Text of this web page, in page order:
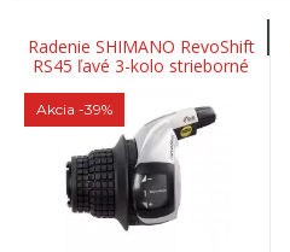
Radenie SHIMANO RevoShift
RS45 ľavé 3-kolo strieborné
Akcia -39%